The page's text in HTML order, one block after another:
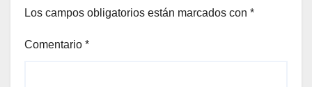
Los campos obligatorios están marcados con *
Comentario *